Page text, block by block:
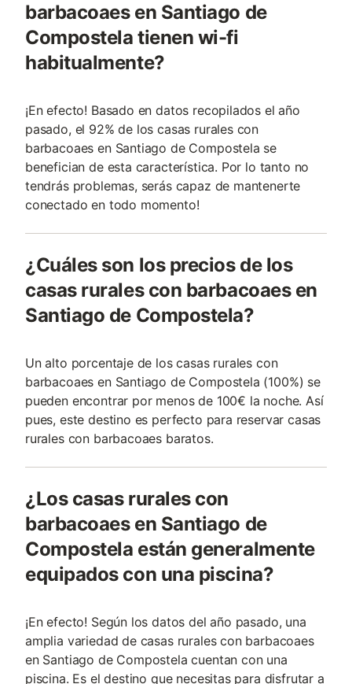
barbacoaes en Santiago de
Compostela tienen wi-fi
habitualmente?
¡En efecto! Basado en datos recopilados el año
pasado, el 92% de los casas rurales con
barbacoaes en Santiago de Compostela se
benefician de esta característica. Por lo tanto no
tendrás problemas, serás capaz de mantenerte
conectado en todo momento!
¿Cuáles son los precios de los
casas rurales con barbacoaes en
Santiago de Compostela?
Un alto porcentaje de los casas rurales con
barbacoaes en Santiago de Compostela (100%) se
pueden encontrar por menos de 100€ la noche. Así
pues, este destino es perfecto para reservar casas
rurales con barbacoaes baratos.
¿Los casas rurales con
barbacoaes en Santiago de
Compostela están generalmente
equipados con una piscina?
¡En efecto! Según los datos del año pasado, una
amplia variedad de casas rurales con barbacoaes
en Santiago de Compostela cuentan con una
piscina. Es el destino que necesitas para disfrutar a